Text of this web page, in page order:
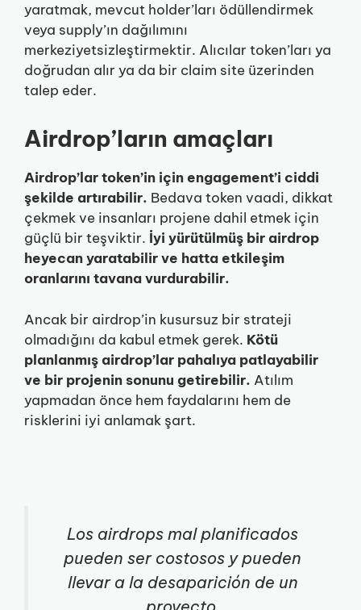
yaratmak, mevcut holder’ları ödüllendirmek
veya supply’ın dağılımını
merkeziyetsizleştirmektir. Alıcılar token’ları ya
doğrudan alır ya da bir claim site üzerinden
talep eder.
Airdrop’ların amaçları
Airdrop’lar token’in için engagement’i ciddi
şekilde artırabilir. Bedava token vaadi, dikkat
çekmek ve insanları projene dahil etmek için
güçlü bir teşviktir. İyi yürütülmüş bir airdrop
heyecan yaratabilir ve hatta etkileşim
oranlarını tavana vurdurabilir.
Ancak bir airdrop’in kusursuz bir strateji
olmadığını da kabul etmek gerek. Kötü
planlanmış airdrop’lar pahalıya patlayabilir
ve bir projenin sonunu getirebilir. Atılım
yapmadan önce hem faydalarını hem de
risklerini iyi anlamak şart.
Los airdrops mal planificados
pueden ser costosos y pueden
llevar a la desaparición de un